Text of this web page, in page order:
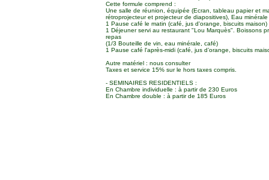
Cette formule comprend :
Une salle de réunion, équipée (Ecran, tableau papier et
rétroprojecteur et projecteur de diapositives), Eau
1 Pause café le matin (café, jus d'orange, biscuits maison)
1 Déjeuner servi au restaurant "Lou Marquès". Boissons
repas
(1/3 Bouteille de vin, eau minérale, café)
1 Pause café l'après-midi (café, jus d’orange, biscuits
Autre matériel : nous consulter
Taxes et service 15% sur le hors taxes compris.
- SEMINAIRES RESIDENTIELS :
En Chambre individuelle : à partir de 230 Euros
En Chambre double : à partir de 185 Euros